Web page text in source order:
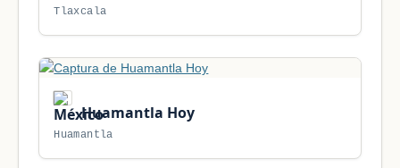
Tlaxcala
Huamantla Hoy
Huamantla